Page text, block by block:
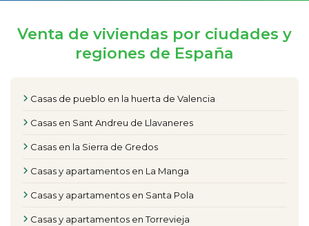
Venta de viviendas por ciudades y
regiones de España
Casas de pueblo en la huerta de Valencia
Casas en Sant Andreu de Llavaneres
Casas en la Sierra de Gredos
Casas y apartamentos en La Manga
Casas y apartamentos en Santa Pola
Casas y apartamentos en Torrevieja